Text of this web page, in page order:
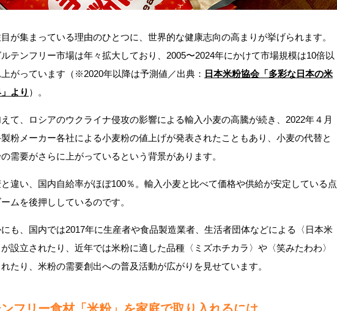
が集まっている理由のひとつに、世界的な健康志向の高まりが挙げられます。
テンフリー市場は年々拡大しており、2005〜2024年にかけて市場規模は10倍以
上がっています（※2020年以降は予測値／出典： 日本米粉協会「多彩な日本の米
より ）。
て、ロシアのウクライナ侵攻の影響による輸入小麦の高騰が続き、2022年４月
粉メーカー各社による小麦粉の値上げが発表されたこともあり、小麦の代替と
需要がさらに上がっているという背景があります。
違い、国内自給率がほぼ100％。輸入小麦と比べて価格や供給が安定している点
ムを後押ししているのです。
も、国内では2017年に生産者や食品製造業者、生活者団体などによる〈日本米
設立されたり、近年では米粉に適した品種〈ミズホチカラ〉や〈笑みたわわ〉
たり、米粉の需要創出への普及活動が広がりを見せています。